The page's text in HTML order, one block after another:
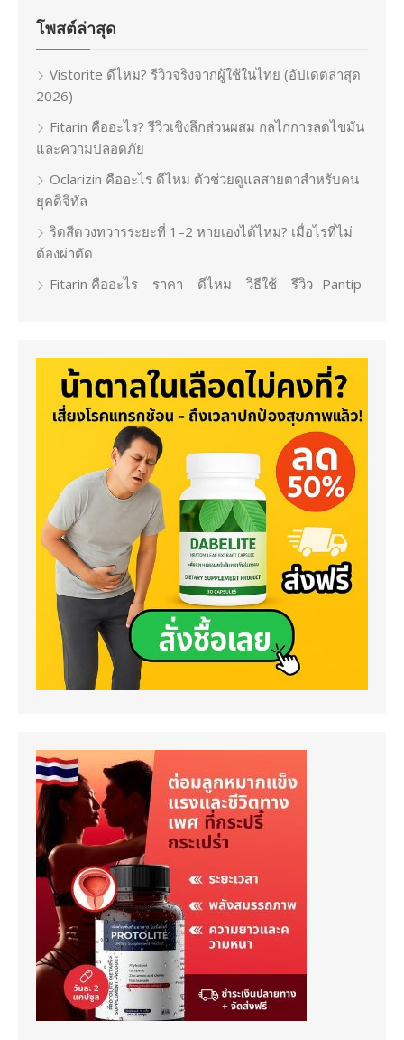
โพสต์ล่าสุด
Vistorite ดีไหม? รีวิวจริงจากผู้ใช้ในไทย (อัปเดตล่าสุด
2026)
Fitarin คืออะไร? รีวิวเชิงลึกส่วนผสม กลไกการลดไขมัน
และความปลอดภัย
Oclarizin คืออะไร ดีไหม ตัวช่วยดูแลสายตาสำหรับคน
ยุคดิจิทัล
ริดสีดวงทวารระยะที่ 1–2 หายเองได้ไหม? เมื่อไรที่ไม่
ต้องผ่าตัด
Fitarin คืออะไร – ราคา – ดีไหม – วิธีใช้ – รีวิว- Pantip